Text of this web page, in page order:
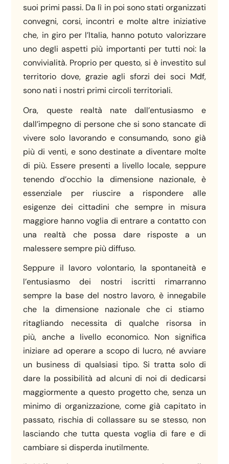
suoi primi passi. Da lì in poi sono stati organizzati
convegni, corsi, incontri e molte altre iniziative
che, in giro per l’Italia, hanno potuto valorizzare
uno degli aspetti più importanti per tutti noi: la
convivialità. Proprio per questo, si è investito sul
territorio dove, grazie agli sforzi dei soci Mdf,
sono nati i nostri primi circoli territoriali.
Ora, queste realtà nate dall’entusiasmo e
dall’impegno di persone che si sono stancate di
vivere solo lavorando e consumando, sono già
più di venti, e sono destinate a diventare molte
di più. Essere presenti a livello locale, seppure
tenendo d’occhio la dimensione nazionale, è
essenziale per riuscire a rispondere alle
esigenze dei cittadini che sempre in misura
maggiore hanno voglia di entrare a contatto con
una realtà che possa dare risposte a un
malessere sempre più diffuso.
Seppure il lavoro volontario, la spontaneità e
l’entusiasmo dei nostri iscritti rimarranno
sempre la base del nostro lavoro, è innegabile
che la dimensione nazionale che ci stiamo
ritagliando necessita di qualche risorsa in
più, anche a livello economico. Non significa
iniziare ad operare a scopo di lucro, né avviare
un business di qualsiasi tipo. Si tratta solo di
dare la possibilità ad alcuni di noi di dedicarsi
maggiormente a questo progetto che, senza un
minimo di organizzazione, come già capitato in
passato, rischia di collassare su se stesso, non
lasciando che tutta questa voglia di fare e di
cambiare si disperda inutilmente.